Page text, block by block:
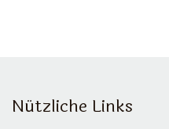
Nützliche Links